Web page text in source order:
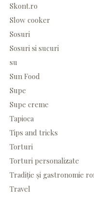
Skont.ro
Slow cooker
Sosuri
Sosuri si sucuri
su
Sun Food
Supe
Supe creme
Tapioca
Tips and tricks
Torturi
Torturi personalizate
Tradiție și gastronomie
Travel